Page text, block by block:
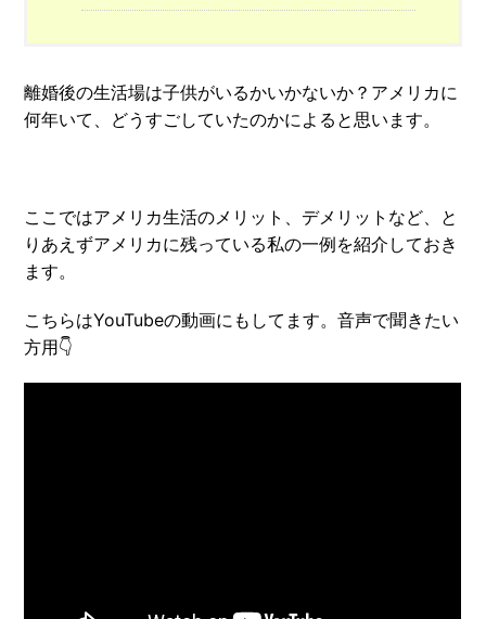
離婚後の生活場は子供がいるかいかないか？アメリカに
何年いて、どうすごしていたのかによると思います。
ここではアメリカ生活のメリット、デメリットなど、と
りあえずアメリカに残っている私の一例を紹介しておき
ます。
こちらはYouTubeの動画にもしてます。音声で聞きたい
方用👇